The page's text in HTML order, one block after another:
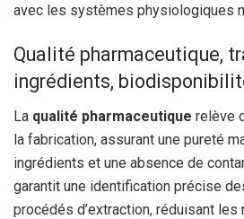
avec les systèmes physiologiques
Qualité pharmaceutique,
ingrédients,
La qualité pharmaceutique relève
la fabrication, assurant une pureté
ingrédients et une absence de
garantit une identification précise
procédés d’extraction, réduisant les